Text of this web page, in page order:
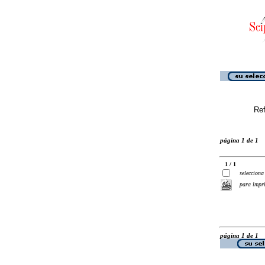
página 1 de 1
1 / 1
selecciona
para
página 1 de 1